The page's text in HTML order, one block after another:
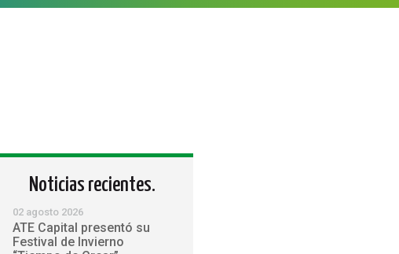
Noticias recientes.
02 agosto 2026
ATE Capital presentó su
Festival de Invierno